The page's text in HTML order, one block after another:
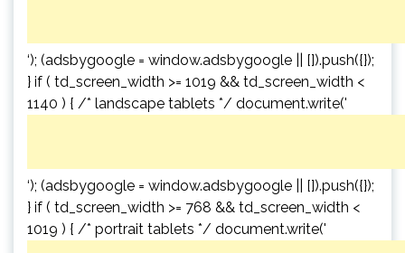
‘); (adsbygoogle = window.adsbygoogle || []).push({});
} if ( td_screen_width >= 1019 && td_screen_width <
1140 ) { /* landscape tablets */ document.write('
‘); (adsbygoogle = window.adsbygoogle || []).push({});
} if ( td_screen_width >= 768 && td_screen_width <
1019 ) { /* portrait tablets */ document.write('